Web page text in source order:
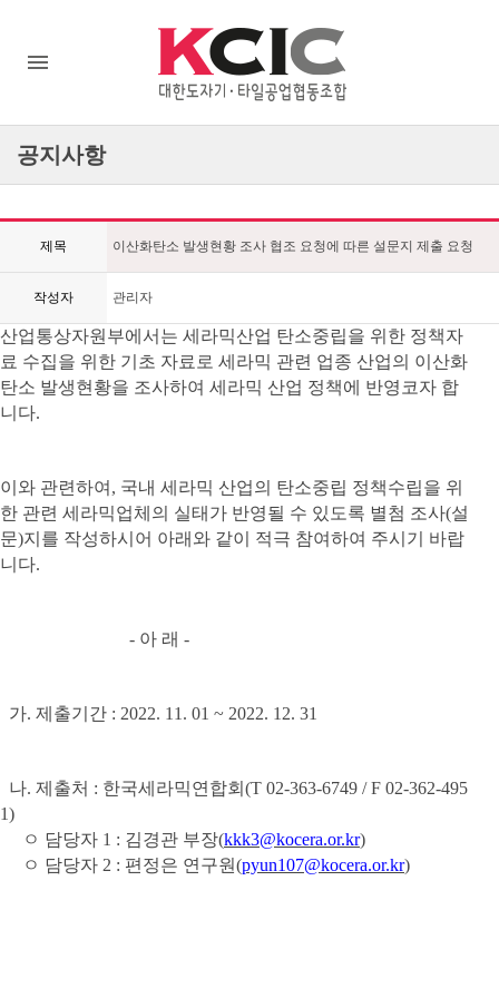
공지사항
제목 이산화탄소 발생현황 조사 협조 요청에 따른 설문지 제출 요청
작성자 관리자
산업통상자원부에서는 세라믹산업 탄소중립을 위한 정책자
료 수집을 위한 기초 자료로 세라믹 관련 업종 산업의 이산화
탄소 발생현황을 조사하여 세라믹 산업 정책에 반영코자 합
니다.
이와 관련하여 , 국내 세라믹 산업의 탄소중립 정책수립을 위
한 관련 세라믹업체의 실태가 반영될 수 있도록 별첨 조사(설
문)지를 작성하시어 아래와 같이 적극 참여하여 주시기 바랍
니다.
- 아 래 -
가. 제출기간 : 2022. 11. 01 ~ 2022. 12. 31
나. 제출처 : 한국세라믹연합회 (T 02-363-6749 / F 02-362-495
1)
ㅇ 담당자 1 : 김경관 부장(kkk3@kocera.or.kr)
ㅇ 담당자 2 : 편정은 연구원(pyun107@kocera.or.kr)